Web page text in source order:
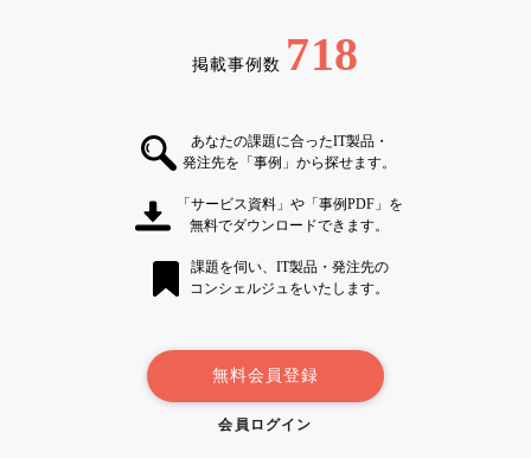
掲載事例数 718
あなたの課題に合ったIT製品・
発注先を「事例」から探せます。
「サービス資料」や「事例PDF」を
無料でダウンロードできます。
課題を伺い、IT製品・発注先の
コンシェルジュをいたします。
無料会員登録
会員ログイン